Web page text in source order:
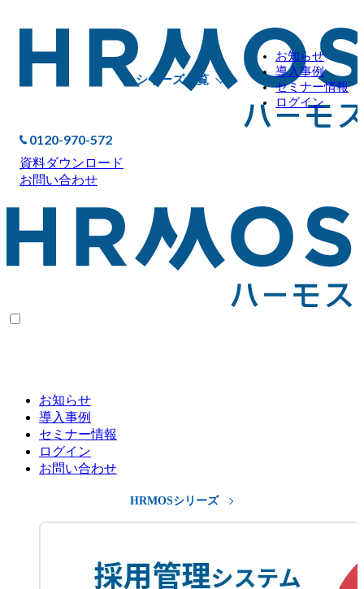
シリーズ一覧
お知らせ
導入事例
セミナー情報
ログイン
0120-970-572
資料ダウンロード
お問い合わせ
お知らせ
導入事例
セミナー情報
ログイン
お問い合わせ
HRMOSシリーズ